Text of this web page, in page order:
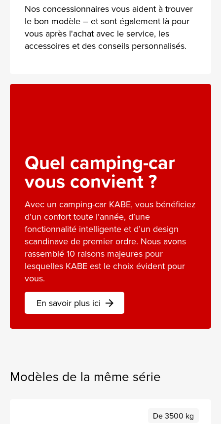
Nos concessionnaires vous aident à trouver
le bon modèle – et sont également là pour
vous après l'achat avec le service, les
accessoires et des conseils personnalisés.
Quel camping-car
vous convient ?
Avec un camping-car KABE, vous bénéficiez
d’un confort toute l’année, d’une
fonctionnalité intelligente et d’un design
scandinave de premier ordre. Nous avons
rassemblé 10 raisons majeures pour
lesquelles KABE est le choix évident pour
vous.
En savoir plus ici arrow_forward
Modèles de la même série
De 3500 kg